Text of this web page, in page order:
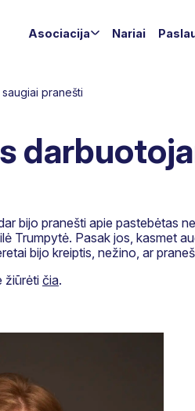
Asociacija Nariai
pranešti
bijo pranešti apie pastebėtas
Trumpytė. Pasak jos, kasmet
bijo kreiptis, nežino, ar
žiūrėti čia.